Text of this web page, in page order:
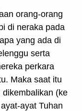
orang-orang
di neraka pada
yang ada di
serta
perkara
Maka saat itu
(ke
ayat Tuhan